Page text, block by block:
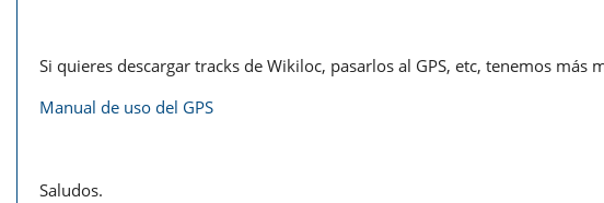
Si quieres descargar tracks de Wikiloc, pasarlos al GPS, etc, tenemos más
Manual de uso del GPS
Saludos.